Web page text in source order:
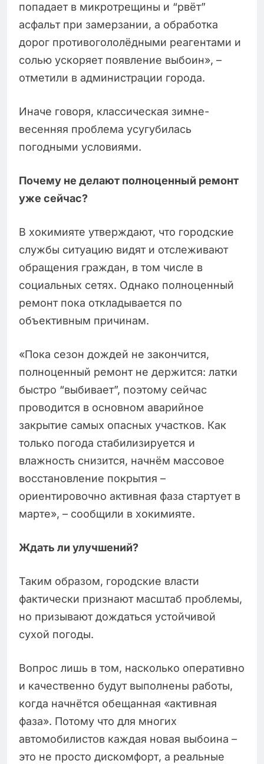
попадает в микротрещины и “рвёт”
асфальт при замерзании, а обработка
дорог противогололёдными реагентами и
солью ускоряет появление выбоин», –
отметили в администрации города.
Иначе говоря, классическая зимне-
весенняя проблема усугубилась
погодными условиями.
Почему не делают полноценный ремонт
уже сейчас?
В хокимияте утверждают, что городские
службы ситуацию видят и отслеживают
обращения граждан, в том числе в
социальных сетях. Однако полноценный
ремонт пока откладывается по
объективным причинам.
«Пока сезон дождей не закончится,
полноценный ремонт не держится: латки
быстро “выбивает”, поэтому сейчас
проводится в основном аварийное
закрытие самых опасных участков. Как
только погода стабилизируется и
влажность снизится, начнём массовое
восстановление покрытия –
ориентировочно активная фаза стартует в
марте», – сообщили в хокимияте.
Ждать ли улучшений?
Таким образом, городские власти
фактически признают масштаб проблемы,
но призывают дождаться устойчивой
сухой погоды.
Вопрос лишь в том, насколько оперативно
и качественно будут выполнены работы,
когда начнётся обещанная «активная
фаза». Потому что для многих
автомобилистов каждая новая выбоина –
это не просто дискомфорт, а реальные